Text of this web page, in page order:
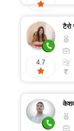
4.7
टैरो